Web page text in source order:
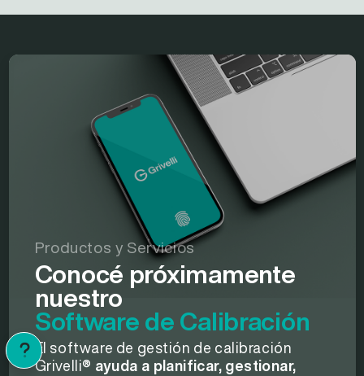
Productos y Servicios
Conocé próximamente
nuestro
Software de Calibración
El software de gestión de calibración
Grivelli® ayuda a planificar, gestionar,